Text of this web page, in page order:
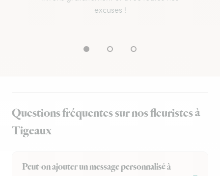
excuses !
Questions fréquentes sur nos fleuristes à
Tigeaux
Peut-on ajouter un message personnalisé à